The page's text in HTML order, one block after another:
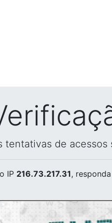
tentativas de
IP 216.73.217.31,